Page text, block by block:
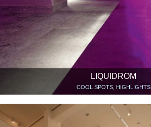
LIQUIDROM
COOL SPOTS, HIGHLIGHTS